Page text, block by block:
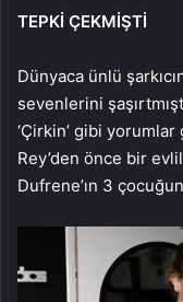
TEPKİ ÇEKMİŞTİ
Dünyaca ünlü
sevenlerini
‘Çirkin’ gibi
Rey’den önce bir
Dufrene’ın 3